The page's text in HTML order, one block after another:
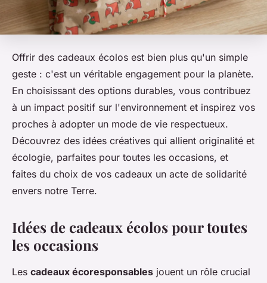
Offrir des cadeaux écolos est bien plus qu'un simple
geste : c'est un véritable engagement pour la planète.
En choisissant des options durables, vous contribuez
à un impact positif sur l'environnement et inspirez vos
proches à adopter un mode de vie respectueux.
Découvrez des idées créatives qui allient originalité et
écologie, parfaites pour toutes les occasions, et
faites du choix de vos cadeaux un acte de solidarité
envers notre Terre.
Idées de cadeaux écolos pour toutes
les occasions
Les cadeaux écoresponsables jouent un rôle crucial